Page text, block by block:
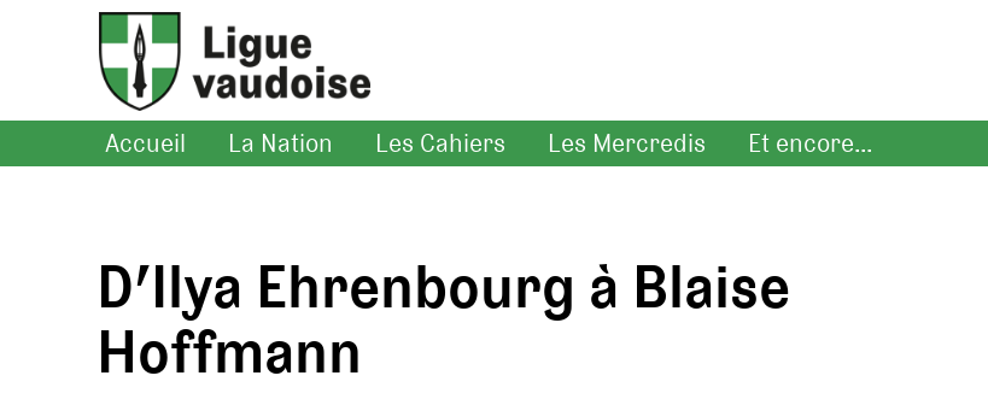
Accueil La Nation Les Cahiers Les Mercredis Et encore...
D’Ilya Ehrenbourg à Blaise
Hoffmann